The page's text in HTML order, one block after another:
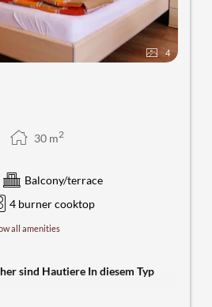
4
30 m2
Balcony/terrace
4 burner cooktop
all amenities
sind Hautiere In diesem Typ